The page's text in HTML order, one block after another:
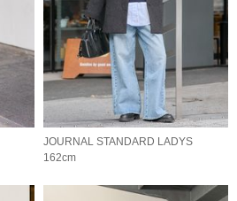
JOURNAL STANDARD LADYS
162cm